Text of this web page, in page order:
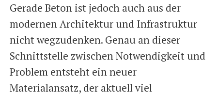
Gerade Beton ist jedoch auch aus der
modernen Architektur und Infrastruktur
nicht wegzudenken. Genau an dieser
Schnittstelle zwischen Notwendigkeit und
Problem entsteht ein neuer
Materialansatz, der aktuell viel